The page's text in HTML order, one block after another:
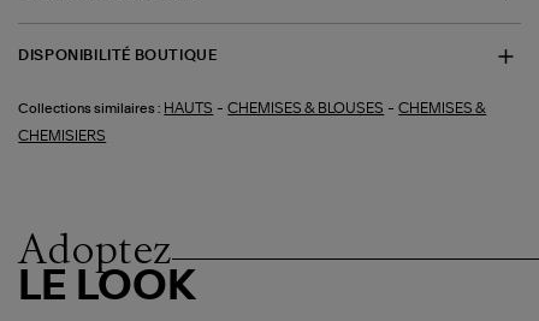
DISPONIBILITÉ BOUTIQUE
Collections similaires : HAUTS -CHEMISES & BLOUSES -CHEMISES &
CHEMISIERS
Adoptez
LE LOOK